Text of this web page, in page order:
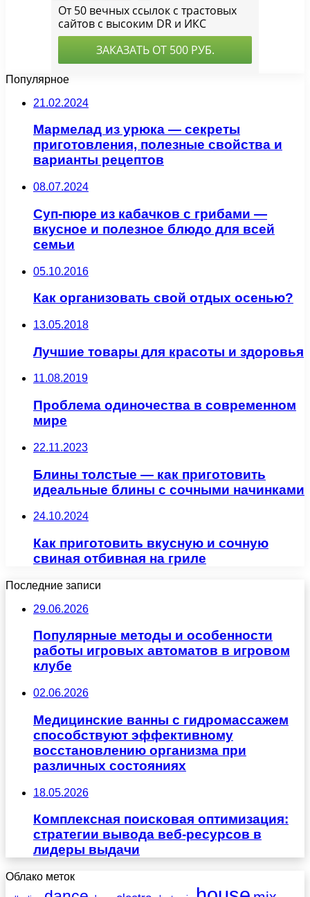
Популярное
21.02.2024
Мармелад из урюка — секреты
приготовления, полезные свойства и
варианты рецептов
08.07.2024
Суп-пюре из кабачков с грибами —
вкусное и полезное блюдо для всей
семьи
05.10.2016
Как организовать свой отдых осенью?
13.05.2018
Лучшие товары для красоты и здоровья
11.08.2019
Проблема одиночества в современном
мире
22.11.2023
Блины толстые — как приготовить
идеальные блины с сочными начинками
24.10.2024
Как приготовить вкусную и сочную
свиная отбивная на гриле
Последние записи
29.06.2026
Популярные методы и особенности
работы игровых автоматов в игровом
клубе
02.06.2026
Медицинские ванны с гидромассажем
способствуют эффективному
восстановлению организма при
различных состояниях
18.05.2026
Комплексная поисковая оптимизация:
стратегии вывода веб-ресурсов в
лидеры выдачи
Облако меток